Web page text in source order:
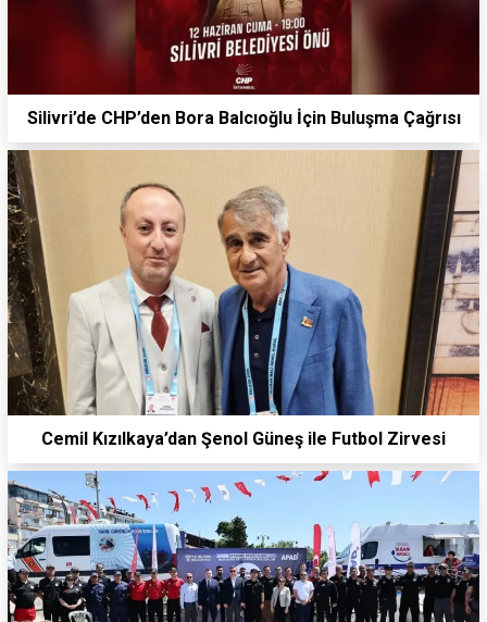
Silivri’de CHP’den Bora Balcıoğlu İçin Buluşma Çağrısı
Cemil Kızılkaya’dan Şenol Güneş ile Futbol Zirvesi